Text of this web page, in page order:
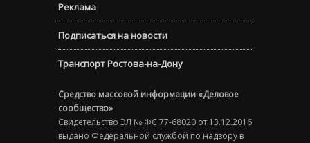
Реклама
Подписаться на новости
Транспорт Ростова-на-Дону
Средство массовой информации «Деловое
сообщество»
Свидетельство ЭЛ № ФС 77-68020 от 13.12.2016
выдано Федеральной службой по надзору в